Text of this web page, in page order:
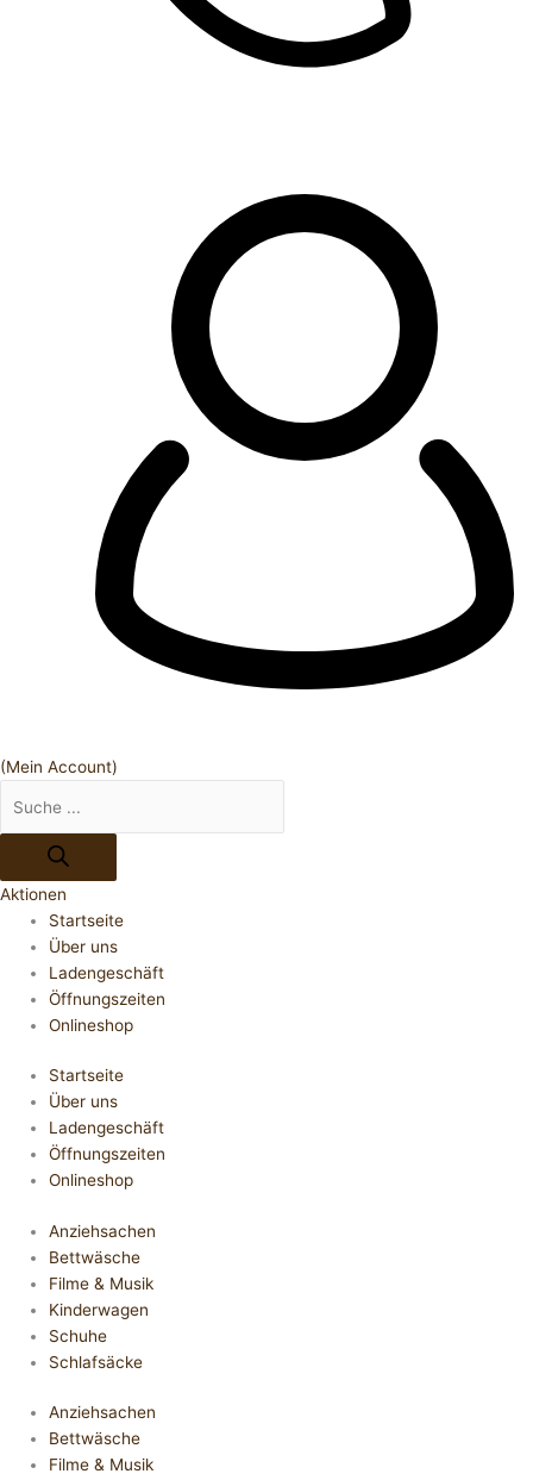
(Mein Account)
Aktionen
Startseite
Über uns
Ladengeschäft
Öffnungszeiten
Onlineshop
Startseite
Über uns
Ladengeschäft
Öffnungszeiten
Onlineshop
Anziehsachen
Bettwäsche
Filme & Musik
Kinderwagen
Schuhe
Schlafsäcke
Anziehsachen
Bettwäsche
Filme & Musik